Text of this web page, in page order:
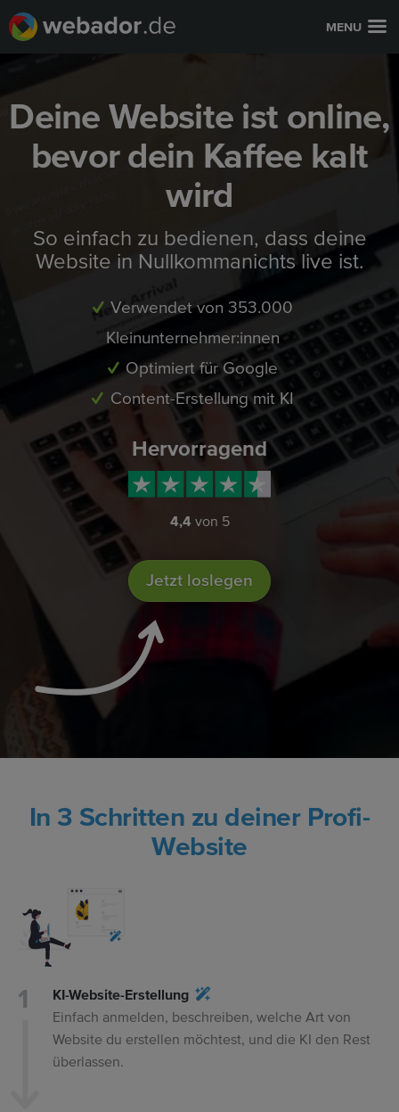
MENU
Deine Website ist online,
bevor dein Kaffee kalt
wird
So einfach zu bedienen, dass deine
Website in Nullkommanichts live ist.
Verwendet von 353.000
Kleinunternehmer:innen
Optimiert für Google
Content-Erstellung mit KI
Hervorragend
4,4 von 5
Jetzt loslegen
In 3 Schritten zu deiner Profi-
Website
KI-Website-Erstellung
Einfach anmelden, beschreiben, welche Art von
Website du erstellen möchtest, und die KI den Rest
überlassen.